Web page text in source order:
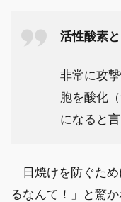
活性酸素
非常に攻
胞を酸化
になると
「日焼けを防ぐた
るなんて！」と驚